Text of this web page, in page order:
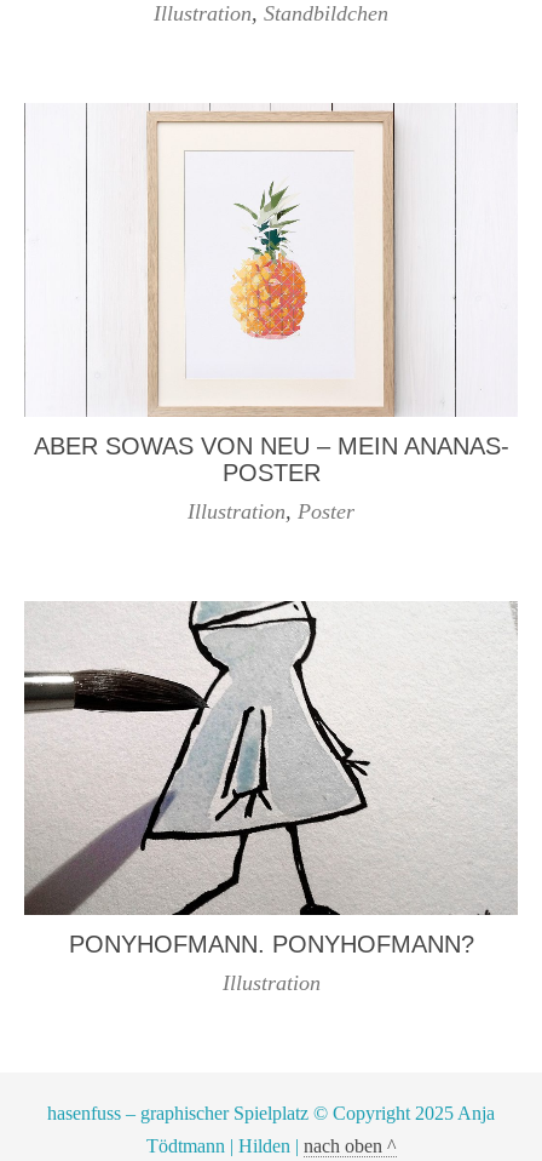
Illustration, Standbildchen
ABER SOWAS VON NEU – MEIN ANANAS-
POSTER
Illustration, Poster
PONYHOFMANN. PONYHOFMANN?
Illustration
hasenfuss – graphischer Spielplatz © Copyright 2025 Anja
Tödtmann | Hilden | nach oben ^